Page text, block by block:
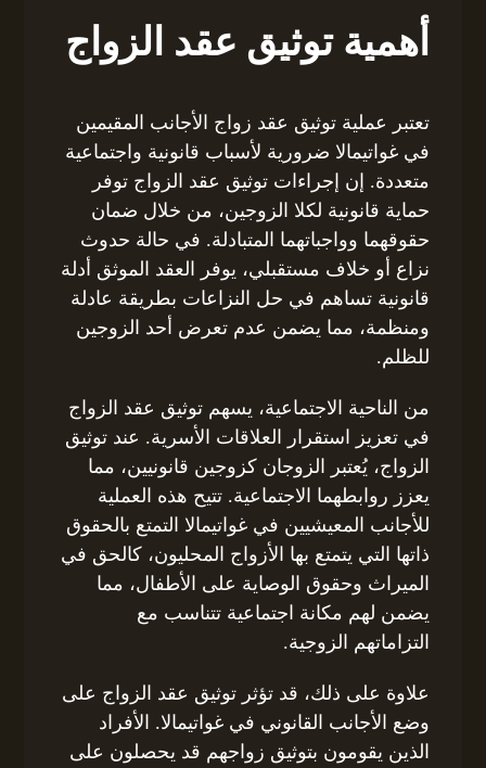
أهمية توثيق عقد الزواج
تعتبر عملية توثيق عقد زواج الأجانب المقيمين
في غواتيمالا ضرورية لأسباب قانونية واجتماعية
متعددة. إن إجراءات توثيق عقد الزواج توفر
حماية قانونية لكلا الزوجين، من خلال ضمان
حقوقهما وواجباتهما المتبادلة. في حالة حدوث
نزاع أو خلاف مستقبلي، يوفر العقد الموثق أدلة
قانونية تساهم في حل النزاعات بطريقة عادلة
ومنظمة، مما يضمن عدم تعرض أحد الزوجين
للظلم.
من الناحية الاجتماعية، يسهم توثيق عقد الزواج
في تعزيز استقرار العلاقات الأسرية. عند توثيق
الزواج، يُعتبر الزوجان كزوجين قانونيين، مما
يعزز روابطهما الاجتماعية. تتيح هذه العملية
للأجانب المعيشيين في غواتيمالا التمتع بالحقوق
ذاتها التي يتمتع بها الأزواج المحليون، كالحق في
الميراث وحقوق الوصاية على الأطفال، مما
يضمن لهم مكانة اجتماعية تتناسب مع
التزاماتهم الزوجية.
علاوة على ذلك، قد تؤثر توثيق عقد الزواج على
وضع الأجانب القانوني في غواتيمالا. الأفراد
الذين يقومون بتوثيق زواجهم قد يحصلون على